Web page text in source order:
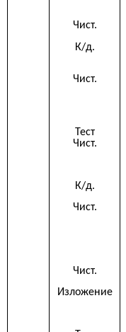
Чист.
К/д.
Чист.
Тест
Чист.
К/д.
Чист.
Чист.
Изложение